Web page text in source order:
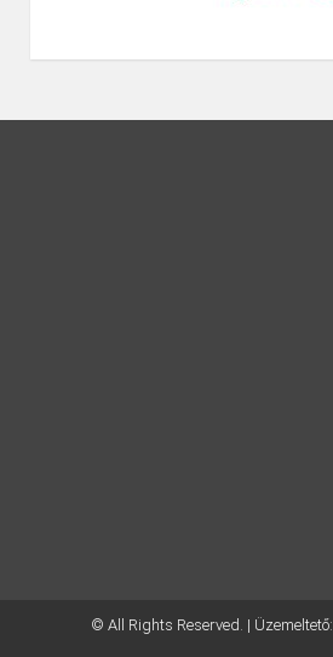
© All Rights Reserved. | Üzemeltető: